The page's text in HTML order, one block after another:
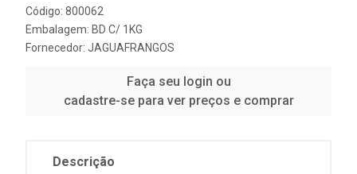
Código: 800062
Embalagem: BD C/ 1KG
Fornecedor: JAGUAFRANGOS
Faça seu login ou
cadastre-se para ver preços e comprar
Descrição